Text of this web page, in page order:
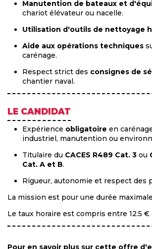
Manutention de bateaux et
chariot élévateur ou nacelle.
Utilisation d'outils de nettoyage
Aide aux opérations techniques
carénage.
Respect strict des consignes de
chantier naval.
LE CANDIDAT
Expérience obligatoire en
industriel, manutention ou
Titulaire du CACES R489 Cat. 3 ou
Cat. A et B.
Rigueur, autonomie et respect des
La mission est pour une durée
Le taux horaire est compris entre 12.5 €